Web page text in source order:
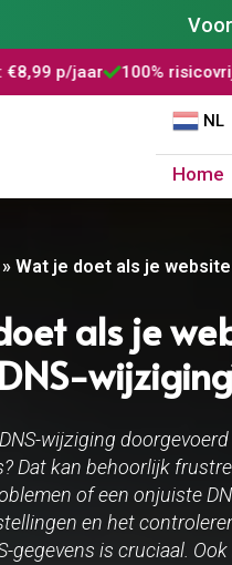
risicovrijWordPress
NL
Home
» Wat je doet als je
als je
wijziging
Dat kan behoorlijk
of een onjuiste
en het
gegevens is cruciaal.